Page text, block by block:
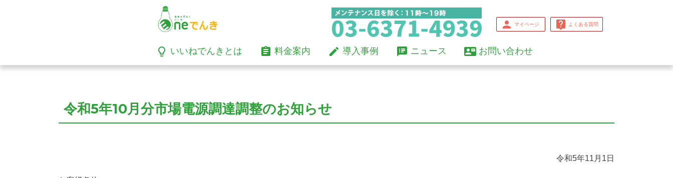
person マイページ live_help よくある質問
content
lightbulb_outline いいねでんきとは assignment 料金案内 mode_edit 導入事例 speaker_notes ニュース contact_mailお問い合わせ
令和5年10月分市場電源調達調整のお知らせ
令和5年11月1日